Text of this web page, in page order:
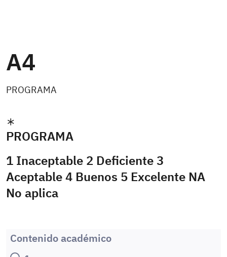
A4
PROGRAMA
PROGRAMA
1 Inaceptable 2 Deficiente 3
Aceptable 4 Buenos 5 Excelente NA
No aplica
Contenido académico